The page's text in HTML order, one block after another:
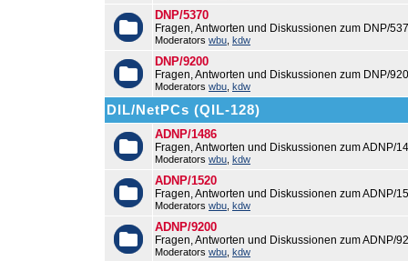
DNP/5370
Fragen, Antworten und Diskussionen zum DNP/
Moderators wbu kdw
DNP/9200
Fragen, Antworten und Diskussionen zum DNP/
Moderators wbu kdw
DIL/NetPCs (QIL-128)
ADNP/1486
Fragen, Antworten und Diskussionen zum ADNP/
Moderators wbu kdw
ADNP/1520
Fragen, Antworten und Diskussionen zum ADNP/
Moderators wbu kdw
ADNP/9200
Fragen, Antworten und Diskussionen zum ADNP/
Moderators wbu kdw